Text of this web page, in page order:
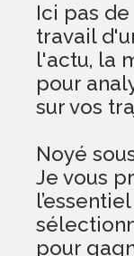
Ici pas
travail
l'actu, la
pour
sur vos
Noyé
Je vous
pour